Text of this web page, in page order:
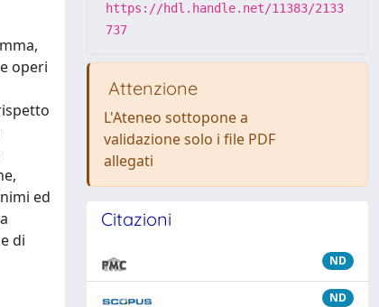
operi
ed
di
https://hdl.handle.net/11383/2133
737
Attenzione
L'Ateneo sottopone a
validazione solo i file PDF
allegati
Citazioni
ND
ND